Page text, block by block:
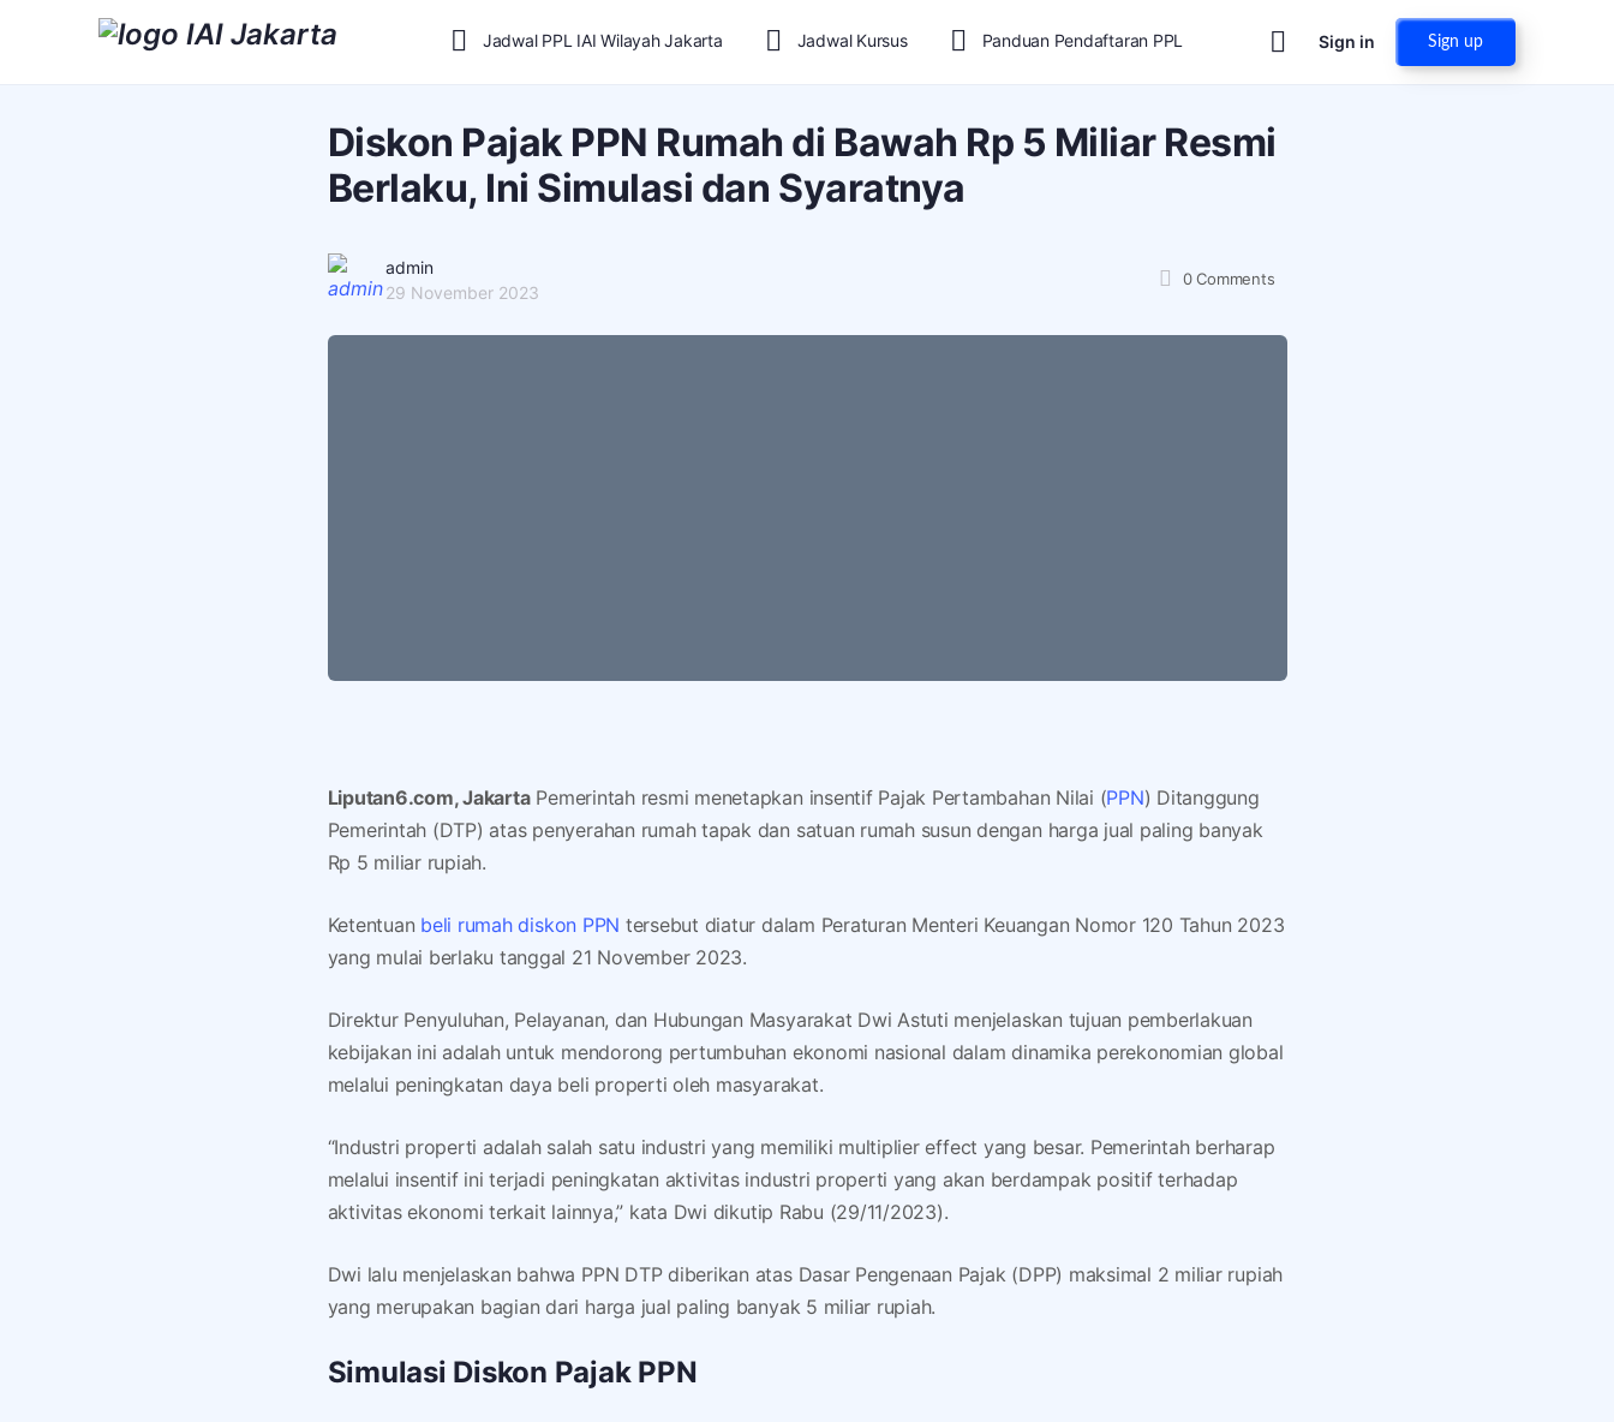
Jadwal PPL IAI Wilayah Jakarta Jadwal Kursus Panduan Pendaftaran PPL Sign in Sign up
Diskon Pajak PPN Rumah di Bawah Rp 5 Miliar Resmi
Berlaku, Ini Simulasi dan Syaratnya
admin
29 November 2023
0Comments
Liputan6.com, JakartaPemerintah resmi menetapkan insentif Pajak Pertambahan Nilai (PPN) Ditanggung
Pemerintah (DTP) atas penyerahan rumah tapak dan satuan rumah susun dengan harga jual paling banyak
Rp 5 miliar rupiah.
Ketentuan beli rumah diskon PPN tersebut diatur dalam Peraturan Menteri Keuangan Nomor 120 Tahun 2023
yang mulai berlaku tanggal 21 November 2023.
Direktur Penyuluhan, Pelayanan, dan Hubungan Masyarakat Dwi Astuti menjelaskan tujuan pemberlakuan
kebijakan ini adalah untuk mendorong pertumbuhan ekonomi nasional dalam dinamika perekonomian global
melalui peningkatan daya beli properti oleh masyarakat.
“Industri properti adalah salah satu industri yang memiliki multiplier effect yang besar. Pemerintah berharap
melalui insentif ini terjadi peningkatan aktivitas industri properti yang akan berdampak positif terhadap
aktivitas ekonomi terkait lainnya,” kata Dwi dikutip Rabu (29/11/2023).
Dwi lalu menjelaskan bahwa PPN DTP diberikan atas Dasar Pengenaan Pajak (DPP) maksimal 2 miliar rupiah
yang merupakan bagian dari harga jual paling banyak 5 miliar rupiah.
Simulasi Diskon Pajak PPN